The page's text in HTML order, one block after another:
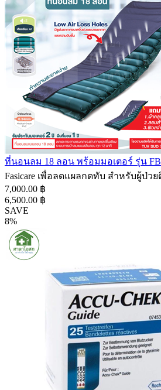
ที่นอนลม 18 ลอน พร้อมมอเตอร์ รุ่น
Fasicare เพื่อลดแผลกดทับ สำหรับผู้ป่วย
7,000.00 ฿
6,500.00 ฿
SAVE
8%